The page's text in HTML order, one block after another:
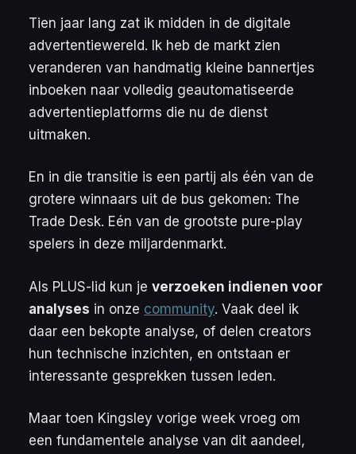
Tien jaar lang zat ik midden in de digitale
advertentiewereld. Ik heb de markt zien
veranderen van handmatig kleine bannertjes
inboeken naar volledig geautomatiseerde
advertentieplatforms die nu de dienst
uitmaken.
En in die transitie is een partij als één van de
grotere winnaars uit de bus gekomen: The
Trade Desk. Eén van de grootste pure-play
spelers in deze miljardenmarkt.
Als PLUS-lid kun je verzoeken indienen voor
analyses in onze community. Vaak deel ik
daar een bekopte analyse, of delen creators
hun technische inzichten, en ontstaan er
interessante gesprekken tussen leden.
Maar toen Kingsley vorige week vroeg om
een fundamentele analyse van dit aandeel,